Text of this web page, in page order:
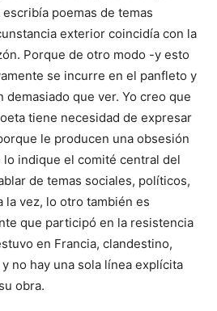
poemas de temas
exterior coincidía con la
Porque de otro modo -y esto
se incurre en el panfleto y
demasiado que ver. Yo creo que
tiene necesidad de expresar
le producen una obsesión
indique el comité central del
de temas sociales, políticos,
la vez, lo otro también es
que participó en la resistencia
en Francia, clandestino,
no hay una sola línea explícita
obra.